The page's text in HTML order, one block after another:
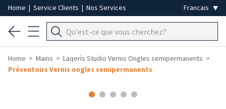
Home | Service Clients | Nos Services
Home Mains
Laqerìs Studio Vernis Ongles semipermanents
Présentoirs Vernis ongles semipermanents